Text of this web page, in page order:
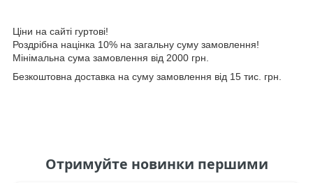
Ціни на сайті гуртові!
Роздрібна націнка 10% на загальну суму замовлення!
Мінімальна сума замовлення від 2000 грн.
Безкоштовна доставка на суму замовлення від 15 тис. грн.
Отримуйте новинки першими